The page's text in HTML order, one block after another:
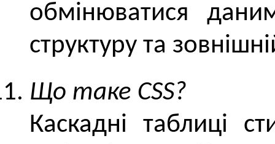
обмінюватися
структуру та
Що таке CSS?
Каскадні таблиці